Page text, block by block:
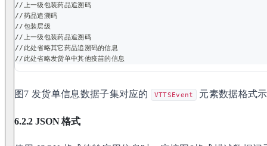
//上一级包装药品追溯码
//药品追溯码
//包装层级
//上一级包装药品追溯码
//此处省略其它药品追溯码的信息
//此处省略发货单中其他疫苗的信息
图7 发货单信息数据子集对应的 VTTSEvent 元素数据格式
6.2.2 JSON 格式